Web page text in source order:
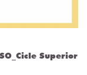
Superior